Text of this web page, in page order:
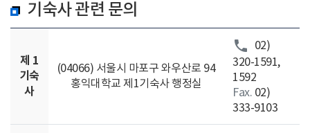
기숙사 관련 문의
제 1
기숙
사
(04066) 서울시 마포구 와우산로 94
홍익대학교 제1기숙사 행정실
call
02)
320-1591,
1592
Fax. 02)
333-9103